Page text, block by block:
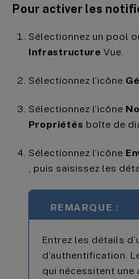
Pour activer les
Sélectionnez un pool
Infrastructure Vue.
Sélectionnez l’icône
Sélectionnez l’icône
Propriétés boîte de
Sélectionnez l’icône
, puis saisissez les
REMARQUE :
Entrez les détails
d’authentification.
qui nécessitent une